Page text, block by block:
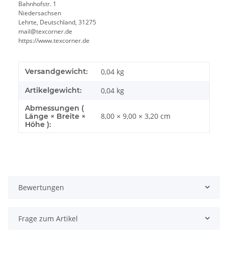
Bahnhofstr. 1
Niedersachsen
Lehrte, Deutschland, 31275
mail@texcorner.de
https://www.texcorner.de
Versandgewicht: 0,04 kg
Artikelgewicht: 0,04 kg
Abmessungen (
Länge × Breite ×
Höhe ):
8,00 × 9,00 × 3,20 cm
Bewertungen
Frage zum Artikel